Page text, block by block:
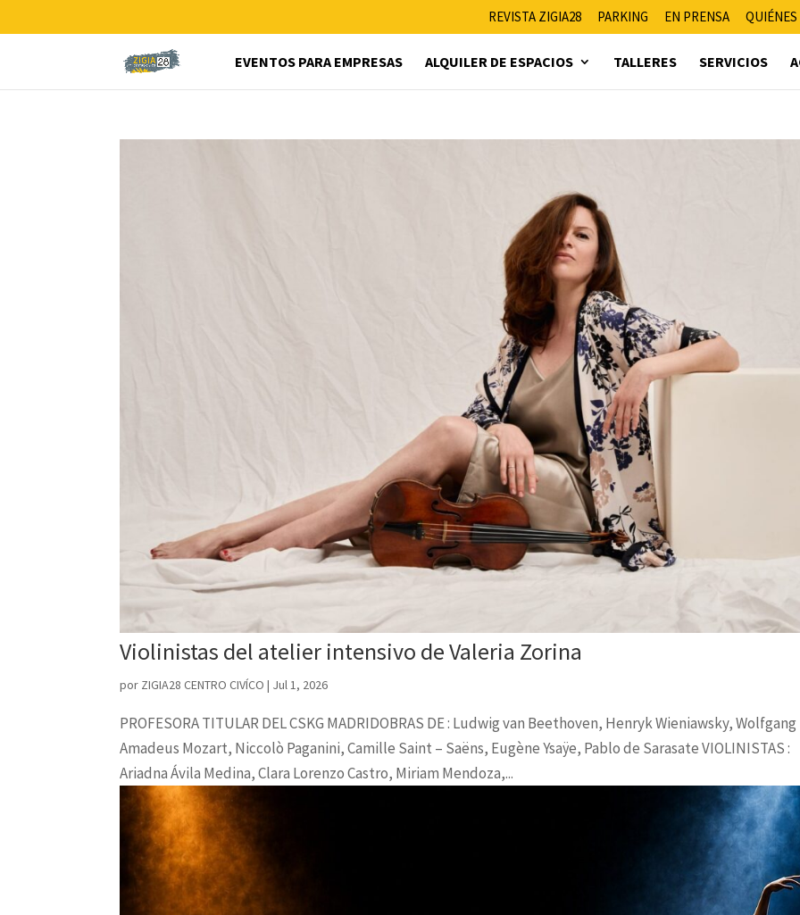
REVISTA ZIGIA28 PARKING EN PRENSA
EVENTOS PARA EMPRESAS ALQUILER DE ESPACIOS TALLERES SERVICIOS
Violinistas del atelier intensivo de Valeria Zorina
por ZIGIA28 CENTRO CIVÍCO | Jul 1, 2026
PROFESORA TITULAR DEL CSKG MADRIDOBRAS DE : Ludwig van Beethoven​, Henryk Wieniawsky, Wolfgang
Amadeus Mozart, Niccolò Paganini, Camille Saint – Saëns, Eugène Ysaÿe, Pablo de Sarasate VIOLINISTAS :
Ariadna Ávila Medina, Clara Lorenzo Castro, Miriam Mendoza,...